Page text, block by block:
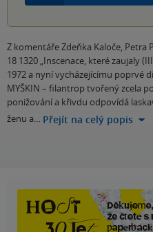
Z komentáře Zdeňka Kaloče, Petra
18 1320 „Inscenace, které zaujaly
1972 a nyní vycházejícímu poprvé
MYŠKIN – filantrop tvořený zcela
ponižování a křivdu odpovídá
ženu a… Přejít na celý popis